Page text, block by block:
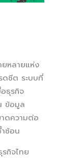
หลายแห่ง
ดชีต ระบบที่
ธุรกิจ
ข้อมูล
ดความต่อ
ซ้อน
กิจไทย